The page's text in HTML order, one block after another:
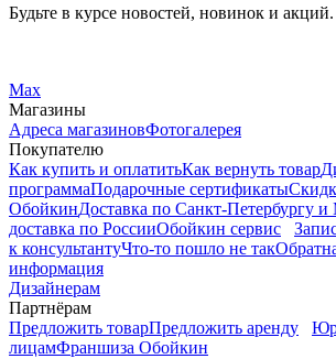
Будьте в курсе новостей, новинок и акций.
Max
Магазины
Адреса магазиновФотогалерея
Покупателю
Как купить и оплатитьКак вернуть товар
программаПодарочные сертификаты
ОбойкинДоставка по Санкт-Петербургу и
доставка по РоссииОбойкин сервис
к консультантуЧто-то пошло не так
информация
Дизайнерам
Партнёрам
Предложить товарПредложить аренду
лицамФраншиза Обойкин